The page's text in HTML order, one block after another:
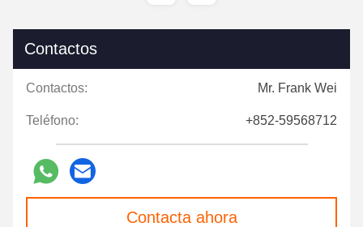
Contactos
Contactos: Mr. Frank Wei
Teléfono: +852-59568712
Contacta ahora